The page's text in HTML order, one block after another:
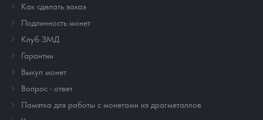
Как сделать заказ
Подлинность монет
Клуб ЗМД
Гарантии
Выкуп монет
Вопрос - ответ
Памятка для работы с монетами из драгметаллов